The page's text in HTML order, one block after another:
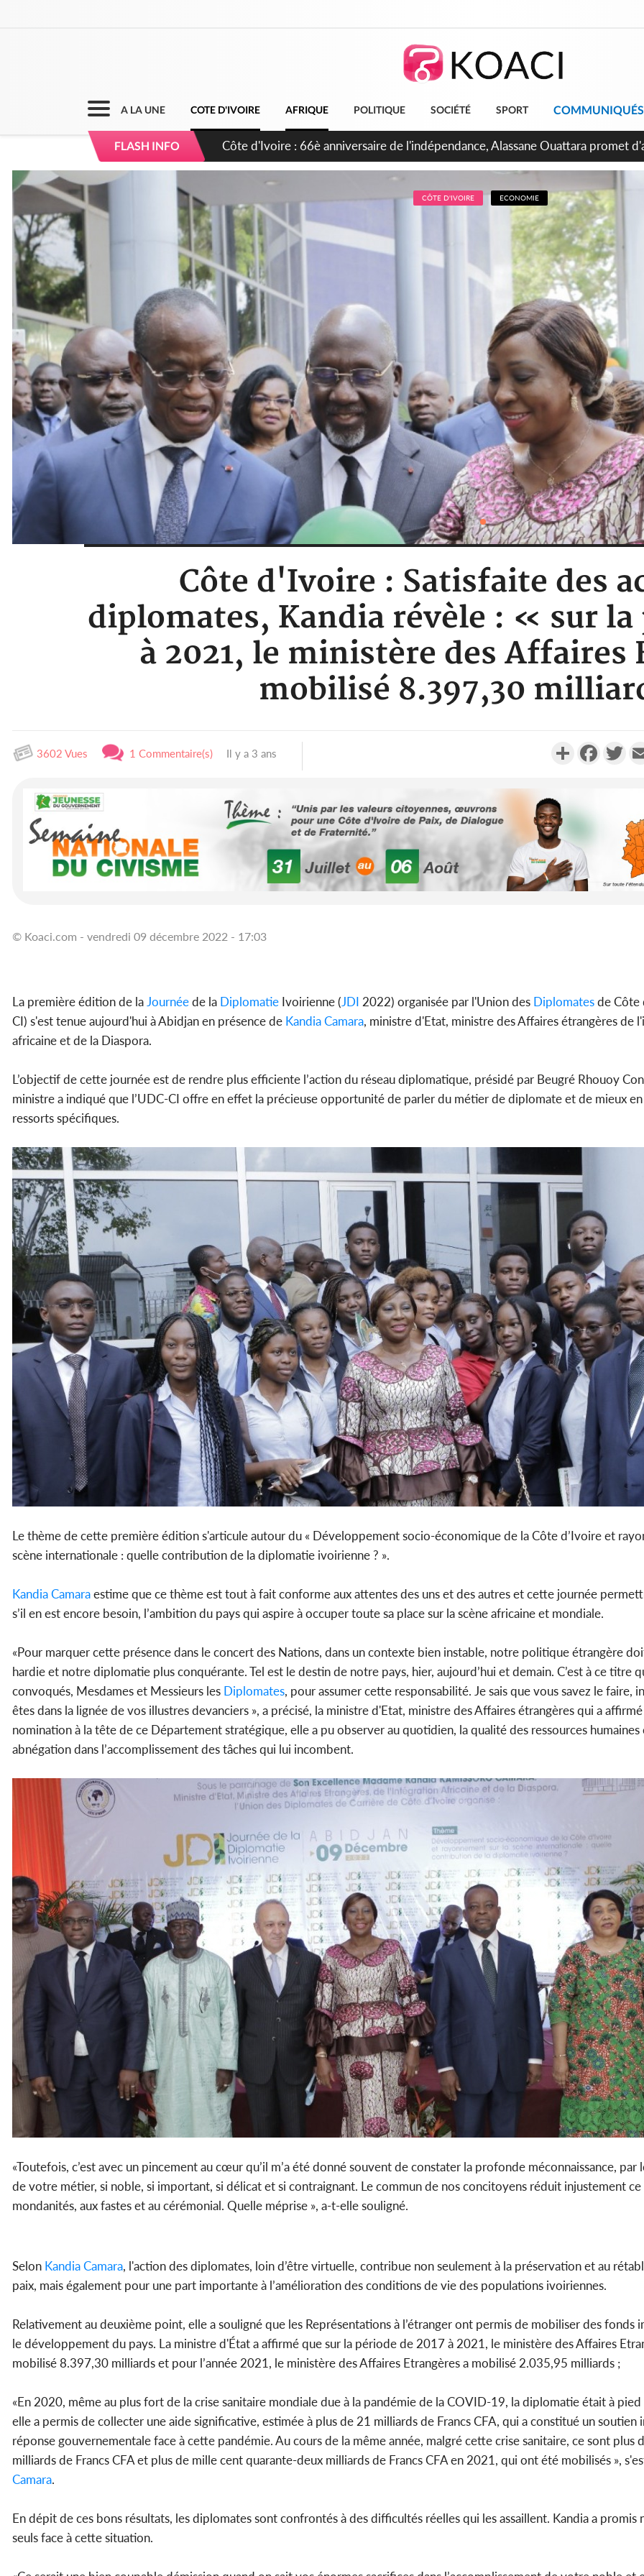
A LA UNE COTE D'IVOIRE AFRIQUE POLITIQUE SOCIÉTÉ SPORT COMMUNIQUÉS
FLASH INFO
Côte d'Ivoire : À Abidjan, Amadou Oury Bah admire le modèle ivoirien et veut
développement de la Guinée
CÔTE D'IVOIRE ECONOMIE
Côte d'Ivoire : Satisfaite des
diplomates, Kandia révèle : « sur la
à 2021, le ministère des Affaires
mobilisé 8.397,30
3602 Vues 1 Commentaire(s) Il y a 3 ans Partager
© Koaci.com - vendredi 09 décembre 2022 - 17:03
La première édition de la Journéede la Diplomatie Ivoirienne (JDI 2022) organisée par l'Union des Diplomatesde Côte
CI) s'est tenue aujourd'hui à Abidjan en présence de Kandia Camara, ministre d'Etat, ministre des Affaires étrangères de
africaine et de la Diaspora.
L’objectif de cette journée est de rendre plus efficiente l’action du réseau diplomatique, présidé par Beugré Rhouoy
ministre a indiqué que l’UDC-CI offre en effet la précieuse opportunité de parler du métier de diplomate et de mieux
ressorts spécifiques.
Le thème de cette première édition s'articule autour du « Développement socio-économique de la Côte d’Ivoire et
scène internationale : quelle contribution de la diplomatie ivoirienne ? ».
Kandia Camaraestime que ce thème est tout à fait conforme aux attentes des uns et des autres et cette journée
s’il en est encore besoin, l’ambition du pays qui aspire à occuper toute sa place sur la scène africaine et mondiale.
«Pour marquer cette présence dans le concert des Nations, dans un contexte bien instable, notre politique étrangère
hardie et notre diplomatie plus conquérante. Tel est le destin de notre pays, hier, aujourd’hui et demain. C’est à ce titre
convoqués, Mesdames et Messieurs les Diplomates, pour assumer cette responsabilité. Je sais que vous savez le faire,
êtes dans la lignée de vos illustres devanciers », a précisé, la ministre d'Etat, ministre des Affaires étrangères qui a
nomination à la tête de ce Département stratégique, elle a pu observer au quotidien, la qualité des ressources humaines
abnégation dans l’accomplissement des tâches qui lui incombent.
«Toutefois, c’est avec un pincement au cœur qu’il m’a été donné souvent de constater la profonde méconnaissance, par
de votre métier, si noble, si important, si délicat et si contraignant. Le commun de nos concitoyens réduit injustement
mondanités, aux fastes et au cérémonial. Quelle méprise », a-t-elle souligné.
Selon Kandia Camara, l'action des diplomates, loin d’être virtuelle, contribue non seulement à la préservation et au
paix, mais également pour une part importante à l’amélioration des conditions de vie des populations ivoiriennes.
Relativement au deuxième point, elle a souligné que les Représentations à l’étranger ont permis de mobiliser des fonds
le développement du pays. La ministre d'État a affirmé que sur la période de 2017 à 2021, le ministère des Affaires
mobilisé 8.397,30 milliards et pour l’année 2021, le ministère des Affaires Etrangères a mobilisé 2.035,95 milliards ;
«En 2020, même au plus fort de la crise sanitaire mondiale due à la pandémie de la COVID-19, la diplomatie était à
elle a permis de collecter une aide significative, estimée à plus de 21 milliards de Francs CFA, qui a constitué un soutien
réponse gouvernementale face à cette pandémie. Au cours de la même année, malgré cette crise sanitaire, ce sont plus
milliards de Francs CFA et plus de mille cent quarante-deux milliards de Francs CFA en 2021, qui ont été mobilisés »,
Camara.
En dépit de ces bons résultats, les diplomates sont confrontés à des difficultés réelles qui les assaillent. Kandia a promis
seuls face à cette situation.
POLITIQUE
Côte d'Ivoire : Fête nationale,
Alassane Ouattara accorde
la grâce à 4 661...
Mamadou Traoré ex
conseiller de Soro a recou...
Côte
des 100
le
FCFA de
métro